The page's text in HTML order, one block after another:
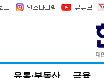
유통·부동산 금융